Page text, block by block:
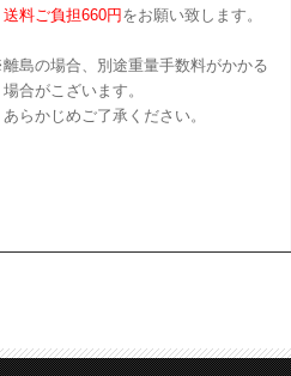
料ご負担660円 をお願い致します。
島の場合、別途重量手数料がかかる
合がこざいます。
らかじめご了承ください。